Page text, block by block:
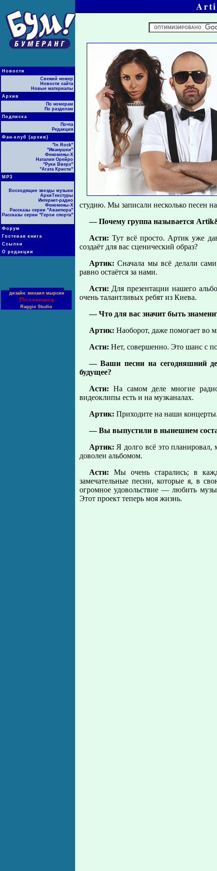
Новости
Свежий номер
Новости сайта
Новые материалы
Архив
По номерам
По разделам
Подписка
Почта
Редакция
Фан-клуб (архив)
"In Rock"
"Иванушки"
Феномены-Х
Наталия Орейро
"Руки Вверх"
"Агата Кристи"
МР3
Восходящие звезды музыки
АрхиТекстуры
Интернет-радио
Феномены-Х
Рассказы серии "Авантюра"
Рассказы серии "Герои спорта"
Форум
Гостевая книга
Ссылки
О редакции
дизайн: михаил мырсин
Поддержка
Raggio Studio
студию. Мы записали несколько песен
— Почему группа называется
Асти: Тут всё просто. Артик уже
создаёт для вас сценический образ?
Артик: Сначала мы всё делали
равно остаётся за нами.
Асти: Для презентации нашего
очень талантливых ребят из Киева.
— Что для вас значит быть
Артик: Наоборот, даже помогает во
Асти: Нет, совершенно. Это шанс с
— Ваши песни на сегодняшний
будущее?
Асти: На самом деле многие
видеоклипы есть и на музканалах.
Артик: Приходите на наши
— Вы выпустили в нынешнем
Артик: Я долго всё это планировал,
доволен альбомом.
Асти: Мы очень старались; в
замечательные песни, которые я, в
огромное удовольствие — любить
Этот проект теперь моя жизнь.